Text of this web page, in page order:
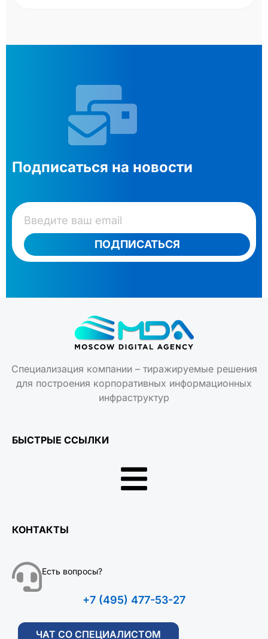
Подписаться на новости
ПОДПИСАТЬСЯ
Специализация компании – тиражируемые решения
для построения корпоративных информационных
инфраструктур
БЫСТРЫЕ ССЫЛКИ
КОНТАКТЫ
Есть вопросы?
+7 (495) 477-53-27
ЧАТ СО СПЕЦИАЛИСТОМ